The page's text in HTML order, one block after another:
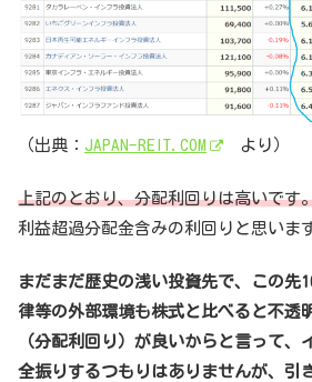
（出典： JAPAN-REIT.COM より）
上記のとおり、分配利回りは高いです
利益超過分配金含みの利回りと思いま
まだまだ歴史の浅い投資先で、この先
律等の外部環境も株式と比べると不透
（分配利回り）が良いからと言って、
全振りするつもりはありませんが、引